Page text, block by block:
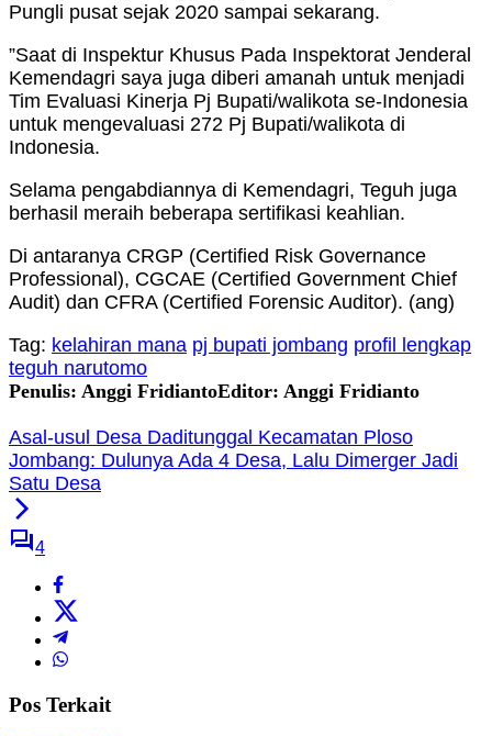
Pungli pusat sejak 2020 sampai sekarang.
”Saat di Inspektur Khusus Pada Inspektorat Jenderal
Kemendagri saya juga diberi amanah untuk menjadi
Tim Evaluasi Kinerja Pj Bupati/walikota se-Indonesia
untuk mengevaluasi 272 Pj Bupati/walikota di
Indonesia.
Selama pengabdiannya di Kemendagri, Teguh juga
berhasil meraih beberapa sertifikasi keahlian.
Di antaranya CRGP (Certified Risk Governance
Professional), CGCAE (Certified Government Chief
Audit) dan CFRA (Certified Forensic Auditor). (ang)
Tag: kelahiran mana pj bupati jombang profil lengkap
teguh narutomo
Penulis: Anggi FridiantoEditor: Anggi Fridianto
Asal-usul Desa Daditunggal Kecamatan Ploso
Jombang: Dulunya Ada 4 Desa, Lalu Dimerger Jadi
Satu Desa
4
Pos Terkait